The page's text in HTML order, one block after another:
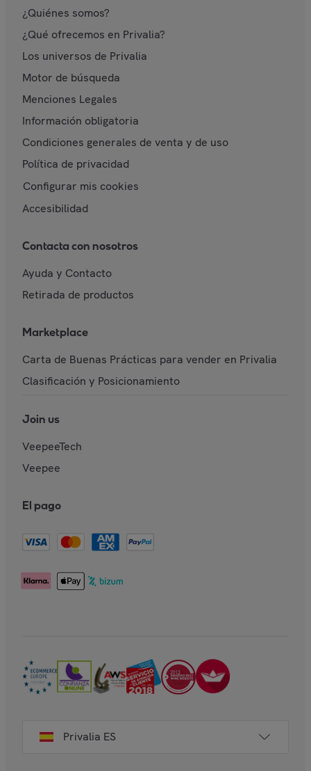
¿Quiénes somos?
¿Qué ofrecemos en Privalia?
Los universos de Privalia
Motor de búsqueda
Menciones Legales
Información obligatoria
Condiciones generales de venta y de uso
Política de privacidad
Configurar mis cookies
Accesibilidad
Contacta con nosotros
Ayuda y Contacto
Retirada de productos
Marketplace
Carta de Buenas Prácticas para vender en Privalia
Clasificación y Posicionamiento
Join us
VeepeeTech
Veepee
El pago
Privalia ES